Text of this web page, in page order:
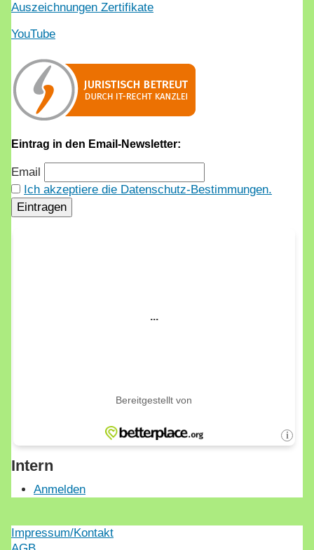
Auszeichnungen Zertifikate
YouTube
Eintrag in den Email-Newsletter:
Email
Ich akzeptiere die Datenschutz-Bestimmungen.
Intern
Anmelden
Impressum/Kontakt